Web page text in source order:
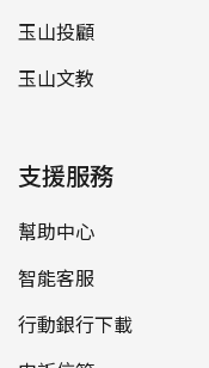
玉山投顧
玉山文教
支援服務
幫助中心
智能客服
行動銀行下載